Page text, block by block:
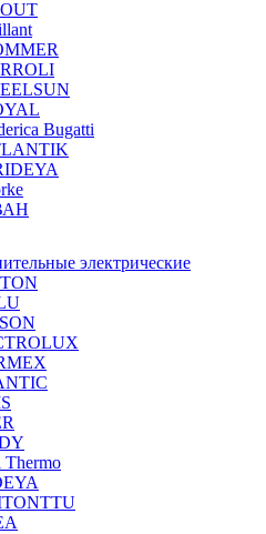
Bugatti
электрические
Thermo